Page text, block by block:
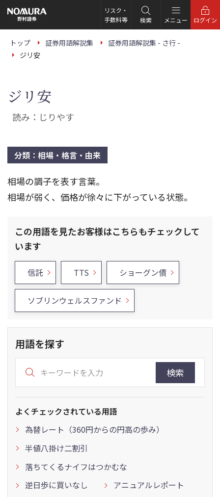
の
ー
リスク・
手数料等
検索 メニュー ログイン
トップ 証券用語解説集
証券用語解説集 - さ行 -
ジリ安
ジリ安
読み：じりやす
分類：相場・格言・由来
相場の調子を表す言葉。
相場が弱く、価格が徐々に下がっている状態。
この用語を見たお客様はこちらもチェックして
います
信託 TTS ショーグン債
ソブリンウェルスファンド
用語を探す
検索
よくチェックされている用語
為替レート（360円からの円高の歩み）
半値八掛け二割引
落ちてくるナイフはつかむな
逆日歩に買いなし
アニュアルレポート